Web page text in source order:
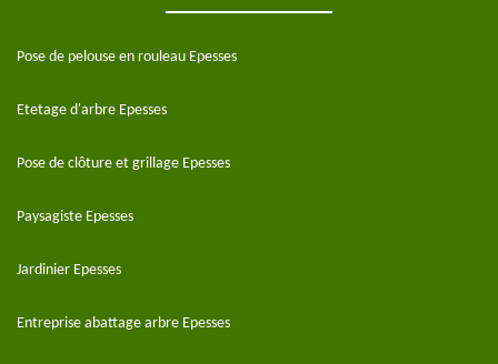
Pose de pelouse en rouleau Epesses
Etetage d'arbre Epesses
Pose de clôture et grillage Epesses
Paysagiste Epesses
Jardinier Epesses
Entreprise abattage arbre Epesses